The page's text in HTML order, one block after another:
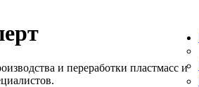
и переработки пластмасс и